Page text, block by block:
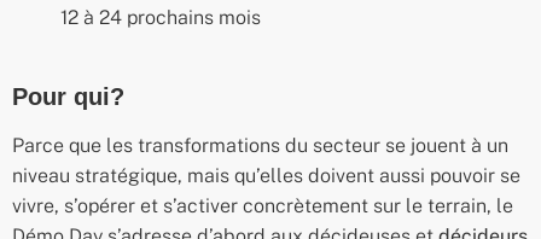
12 à 24 prochains mois
Pour qui?
Parce que les transformations du secteur se jouent à un
niveau stratégique, mais qu’elles doivent aussi pouvoir se
vivre, s’opérer et s’activer concrètement sur le terrain, le